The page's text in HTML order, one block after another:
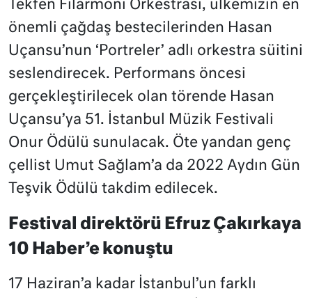
Tekfen Filarmoni Orkestrası, ülkemizin en
önemli çağdaş bestecilerinden Hasan
Uçansu’nun ‘Portreler’ adlı orkestra süitini
seslendirecek. Performans öncesi
gerçekleştirilecek olan törende Hasan
Uçansu’ya 51. İstanbul Müzik Festivali
Onur Ödülü sunulacak. Öte yandan genç
çellist Umut Sağlam’a da 2022 Aydın Gün
Teşvik Ödülü takdim edilecek.
Festival direktörü Efruz Çakırkaya
10 Haber’e konuştu
17 Haziran’a kadar İstanbul’un farklı